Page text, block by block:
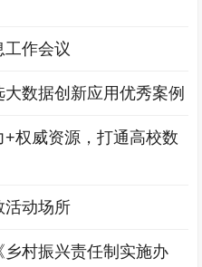
作会议
数据创新应用优秀案例
权威资源，打通高校数
活动场所
村振兴责任制实施办